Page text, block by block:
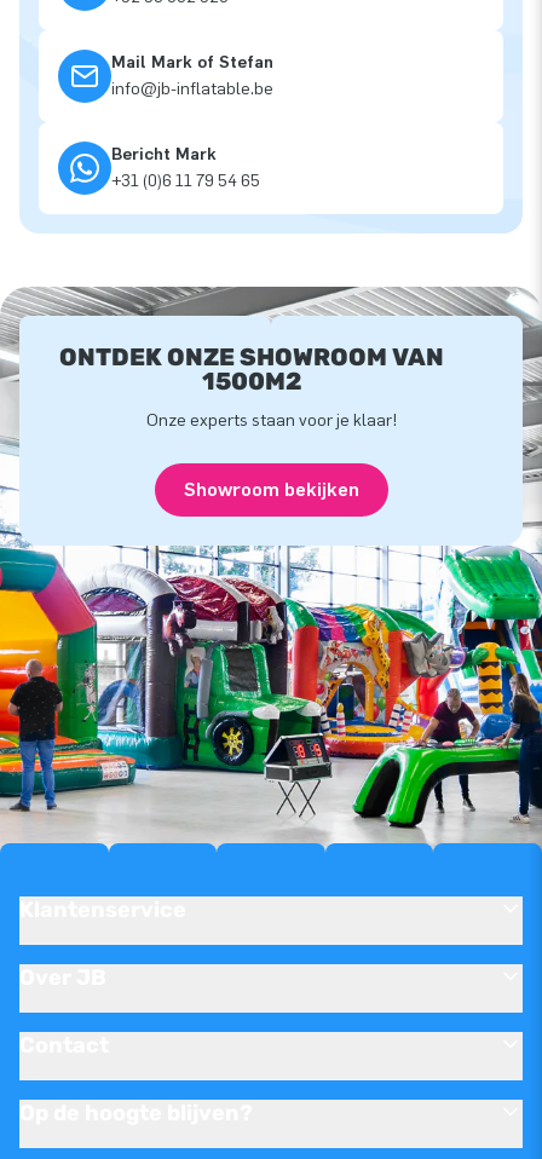
Mail Mark of Stefan
info@jb-inflatable.be
Bericht Mark
+31 (0)6 11 79 54 65
ONTDEK ONZE SHOWROOM VAN
1500M2
Onze experts staan voor je klaar!
Showroom bekijken